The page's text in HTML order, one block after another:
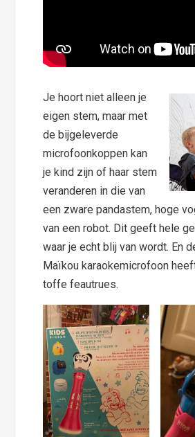
Je hoort niet alleen je
eigen stem, maar met
de bijgeleverde
microfoonkoppen kan
je kind zijn of haar stem
veranderen in die van
een zware pandastem, hoge
van een robot. Dit geeft hele
waar je echt blij van wordt. En
Maïkou karaokemicrofoon
toffe feautrues.